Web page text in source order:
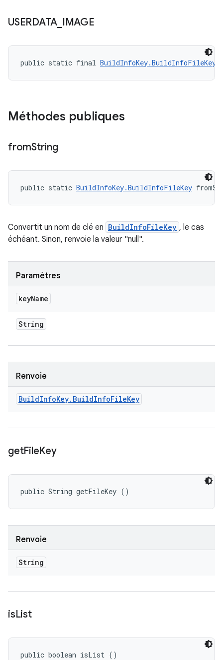
USERDATA IMAGE
public static final BuildInfoKey.BuildInfoFileKey
Méthodes publiques
fromString
public static BuildInfoKey.BuildInfoFileKey
Convertit un nom de clé en BuildInfoFileKey , le cas
échéant. Sinon, renvoie la valeur "null".
Paramètres
keyName
String
Renvoie
BuildInfoKey. BuildInfoFileKey
getFileKey
public String getFileKey ()
Renvoie
String
isList
public boolean isList ()